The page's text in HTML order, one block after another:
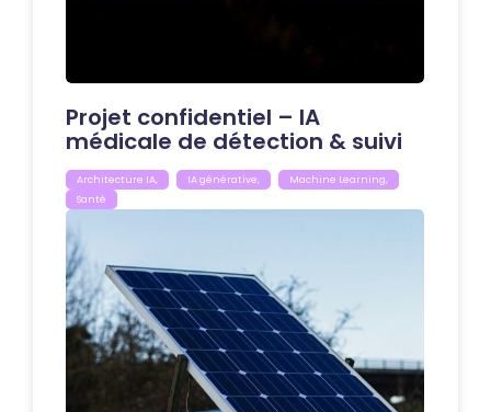
Projet confidentiel – IA
médicale de détection & suivi
Architecture IA, IA générative, Machine Learning,
Santé